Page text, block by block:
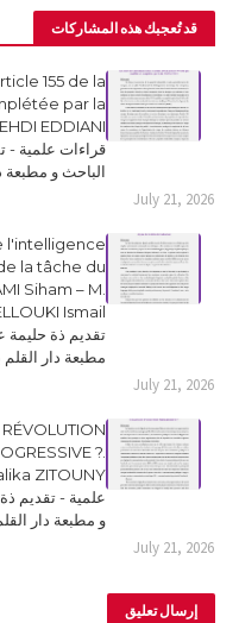
قد تُعجبك هذه المشاركات
155 de la
par la
قراءات علمية -
الباحث و مطبعة
July 21, 2026
l'intelligence
la tâche du
Siham – M.
تقديم ذة حليمة
مطبعة دار القلم
July 21, 2026
?.
علمية - تقديم
و مطبعة دار
July 21, 2026
إرسال تعليق